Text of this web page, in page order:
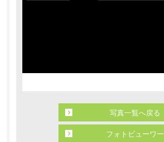
写真一覧へ戻る
フォトビューワー